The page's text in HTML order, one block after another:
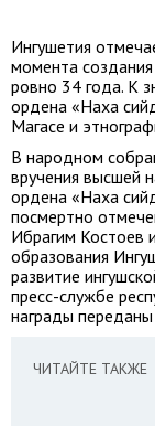
Ингушетия
момента
ровно 34 года. К
ордена «Наха
Магасе и
В народном
вручения высшей
ордена «Наха
посмертно
Ибрагим Костоев
образования
развитие
пресс-службе
награды
ЧИТАЙТЕ ТАКЖЕ